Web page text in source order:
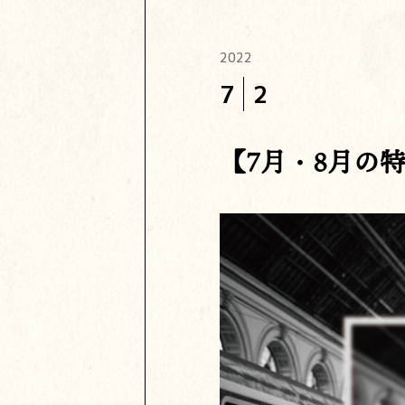
2022
7 2
【7月・8月の